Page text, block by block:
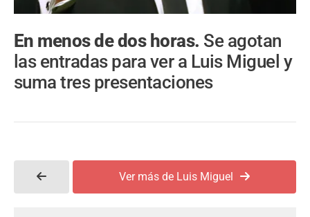
En menos de dos horas. Se agotan
las entradas para ver a Luis Miguel y
suma tres presentaciones
Ver más de Luis Miguel